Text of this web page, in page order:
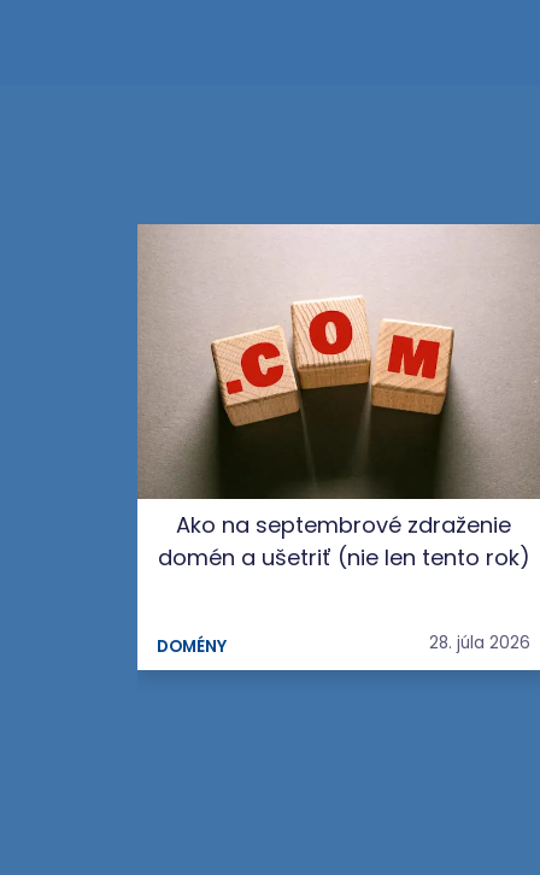
Ako na septembrové zdraženie
domén a ušetriť (nie len tento rok)
DOMÉNY 28. júla 2026